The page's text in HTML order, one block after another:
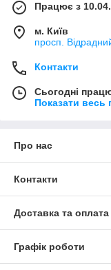
Працює з
м. Київ
просп.
Контакти
Сьогодні
Показати весь
Про нас
Контакти
Доставка та оплата
Графік роботи